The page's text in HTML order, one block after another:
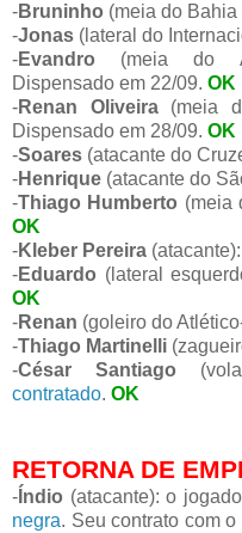
-Bruninho (meia do Bahia
-Jonas (lateral do
-Evandro (meia do
Dispensado em 22/09. OK
-Renan Oliveira(meia
Dispensado em 28/09. OK
-Soares (atacante do
-Henrique (atacante do
-Thiago Humberto (meia
OK
-Kleber Pereira (atacante):
-Eduardo (lateral
OK
-Renan (goleiro do
-Thiago Martinelli
-César Santiago
contratado. OK
RETORNA DE
- Índio (atacante): o
negra. Seu contrato com